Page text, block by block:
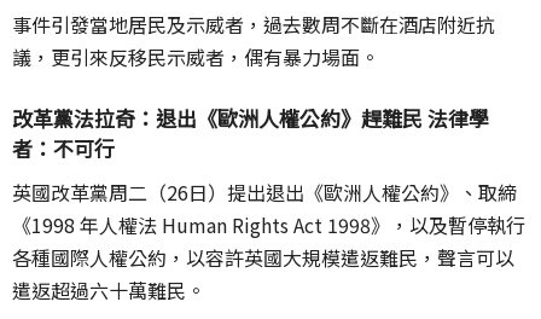
事件引發當地居民及示威者，過去數周不斷在酒店附近抗
議，更引來反移民示威者，偶有暴力場面。
改革黨法拉奇：退出《歐洲人權公約》趕難民 法律學
者：不可行
英國改革黨周二（26日）提出退出《歐洲人權公約》、取締
《1998 年人權法 Human Rights Act 1998》，以及暫停執行
各種國際人權公約，以容許英國大規模遣返難民，聲言可以
遣返超過六十萬難民。